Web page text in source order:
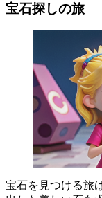
宝石探しの旅
宝石を見つける旅